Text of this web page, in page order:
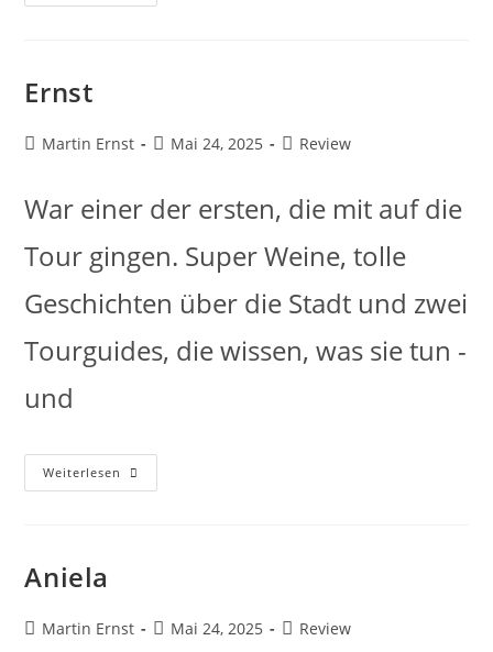
Ernst
Martin Ernst Mai 24, 2025 Review
War einer der ersten, die mit auf die
Tour gingen. Super Weine, tolle
Geschichten über die Stadt und zwei
Tourguides, die wissen, was sie tun -
und
Weiterlesen
Aniela
Martin Ernst Mai 24, 2025 Review